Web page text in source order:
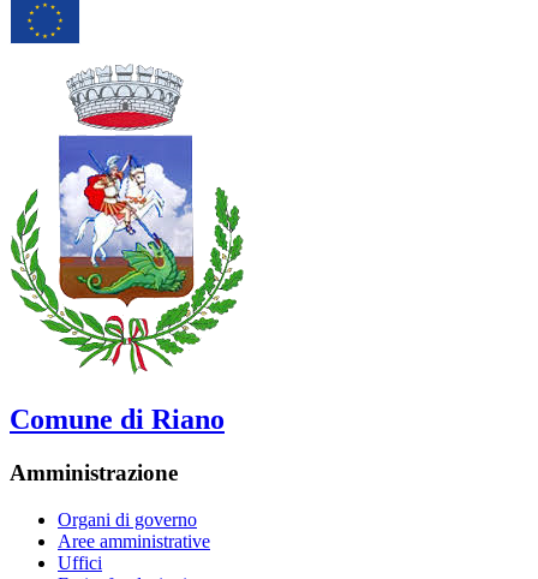
Comune di Riano
Amministrazione
Organi di governo
Aree amministrative
Uffici